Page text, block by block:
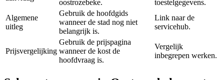
oostrozebeke.
toestelgegevens.
Algemene
uitleg
Gebruik de hoofdgids
wanneer de stad nog niet
belangrijk is.
Link naar de
servicehub.
Prijsvergelijking
Gebruik de prijspagina
wanneer de kost de
hoofdvraag is.
Vergelijk
inbegrepen werken.